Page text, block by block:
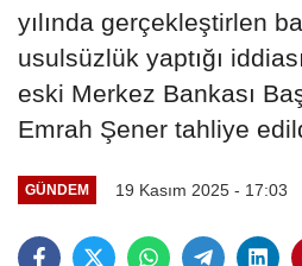
yılında gerçekleştirlen
usulsüzlük yaptığı
eski Merkez Bankası
Emrah Şener tahliye
GÜNDEM 19 Kasım 2025 - 17:03